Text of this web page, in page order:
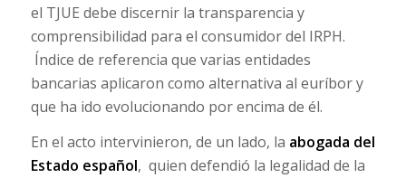
el TJUE debe discernir la transparencia y
comprensibilidad para el consumidor del IRPH.
Índice de referencia que varias entidades
bancarias aplicaron como alternativa al euríbor y
que ha ido evolucionando por encima de él.
En el acto intervinieron, de un lado, la abogada del
Estado español, quien defendió la legalidad de la